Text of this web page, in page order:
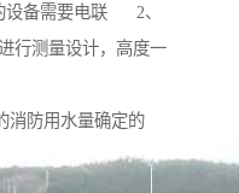
设备需要电联 2、
行测量设计，高度一
防用水量确定的